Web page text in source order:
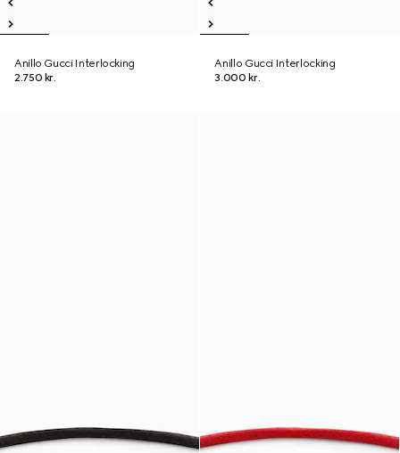
Anillo Gucci Interlocking
2.750 kr.
Anillo Gucci Interlocking
3.000 kr.